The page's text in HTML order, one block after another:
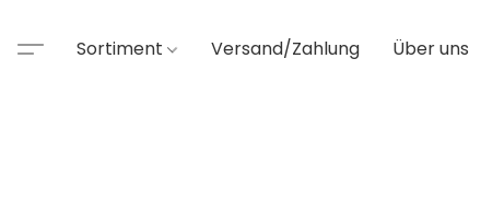
Sortiment Versand/Zahlung Über uns